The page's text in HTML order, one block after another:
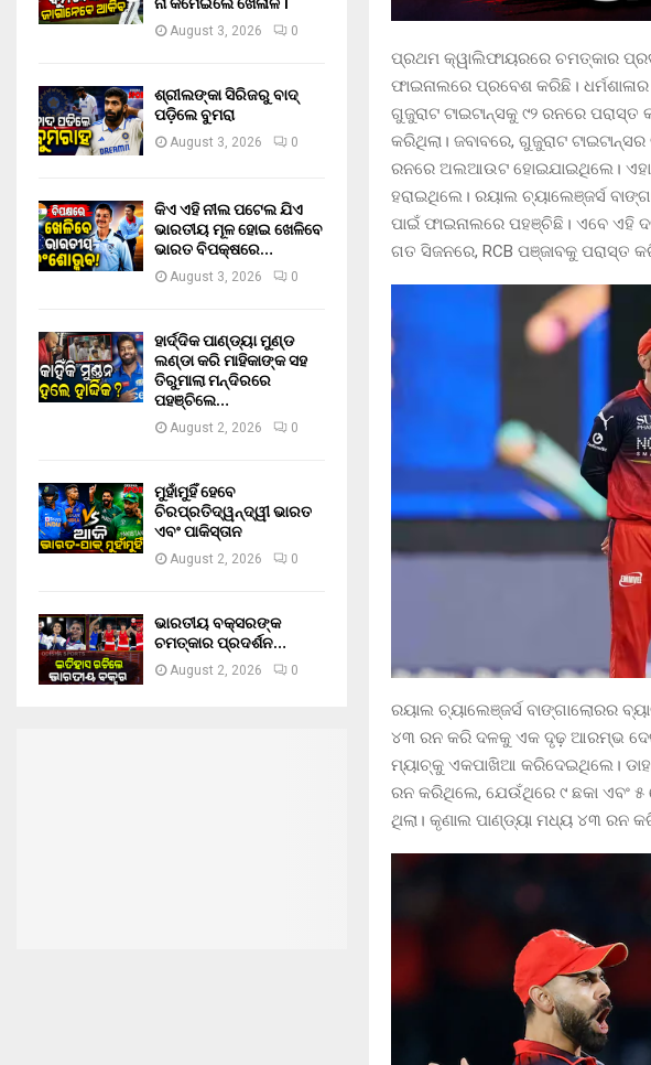
ପ୍ରଥମ କ୍ୱାଲିଫାୟରରେ ଚମତ୍କାର
ଫାଇନାଲରେ ପ୍ରବେଶ କରିଛି।
ଗୁଜୁରାଟ ଟାଇଟାନ୍ସକୁ ୯୨ ରନରେ
କରିଥିଲା। ଜବାବରେ, ଗୁଜୁରାଟ
ରନରେ ଅଲଆଉଟ ହୋଇଯାଇଥିଲେ। ଏହା
ହରାଇଥିଲେ। ରୟାଲ ଚ୍ୟାଲେଞ୍ଜର୍ସ
ପାଇଁ ଫାଇନାଲରେ ପହଞ୍ଚିଛି। ଏବେ ଏହି
ଗତ ସିଜନରେ, RCB ପଞ୍ଜାବକୁ ପରାସ୍ତ
ରୟାଲ ଚ୍ୟାଲେଞ୍ଜର୍ସ ବାଙ୍ଗାଲୋରର
୪୩ ରନ କରି ଦଳକୁ ଏକ ଦୃଢ଼ ଆରମ୍ଭ
ମ୍ୟାଚ୍‌କୁ ଏକପାଖିଆ କରିଦେଇଥିଲେ।
ରନ କରିଥିଲେ, ଯେଉଁଥିରେ ୯ ଛକା ଏବଂ
ଥିଲା। କୃଣାଲ ପାଣ୍ଡ୍ୟା ମଧ୍ୟ ୪୩ ରନ
August 3, 2026 0
ଶ୍ରୀଲଙ୍କା ସିରିଜରୁ ବାଦ୍
ପଡ଼ିଲେ ବୁମରା
August 3, 2026 0
କିଏ ଏହି ନୀଲ ପଟେଲ ଯିଏ
ଭାରତୀୟ ମୂଳ ହୋଇ ଖେଳିବେ
ଭାରତ ବିପକ୍ଷରେ…
August 3, 2026 0
ହାର୍ଦ୍ଦିକ ପାଣ୍ଡ୍ୟା ମୁଣ୍ଡ
ଲଣ୍ଡା କରି ମାହିକାଙ୍କ ସହ
ତିରୁମାଲା ମନ୍ଦିରରେ
ପହଞ୍ଚିଲେ…
August 2, 2026 0
ମୁହାଁମୁହିଁ ହେବେ
ଚିରପ୍ରତିଦ୍ୱନ୍ଦ୍ୱୀ ଭାରତ
ଏବଂ ପାକିସ୍ତାନ
August 2, 2026 0
ଭାରତୀୟ ବକ୍ସରଙ୍କ
ଚମତ୍କାର ପ୍ରଦର୍ଶନ…
August 2, 2026 0